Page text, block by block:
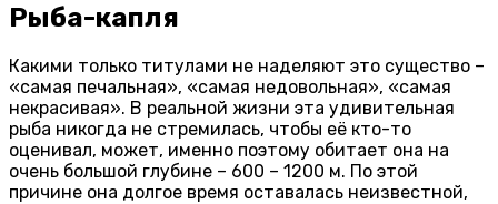
Рыба-капля
Какими только титулами не наделяют это существо –
«самая печальная», «самая недовольная», «самая
некрасивая». В реальной жизни эта удивительная
рыба никогда не стремилась, чтобы её кто-то
оценивал, может, именно поэтому обитает она на
очень большой глубине – 600 – 1200 м. По этой
причине она долгое время оставалась неизвестной,